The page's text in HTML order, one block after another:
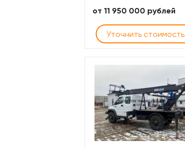
от 11 950 000 рублей
Уточнить стоимость